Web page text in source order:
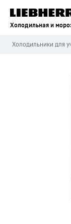
Холодильная и
Холодильники для